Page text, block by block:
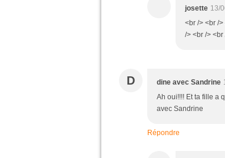
josette 13/
<br /> <br /
/> <br /> <br
D dine avec Sandrine
Ah oui!!!! Et ta fille a
avec Sandrine
Répondre